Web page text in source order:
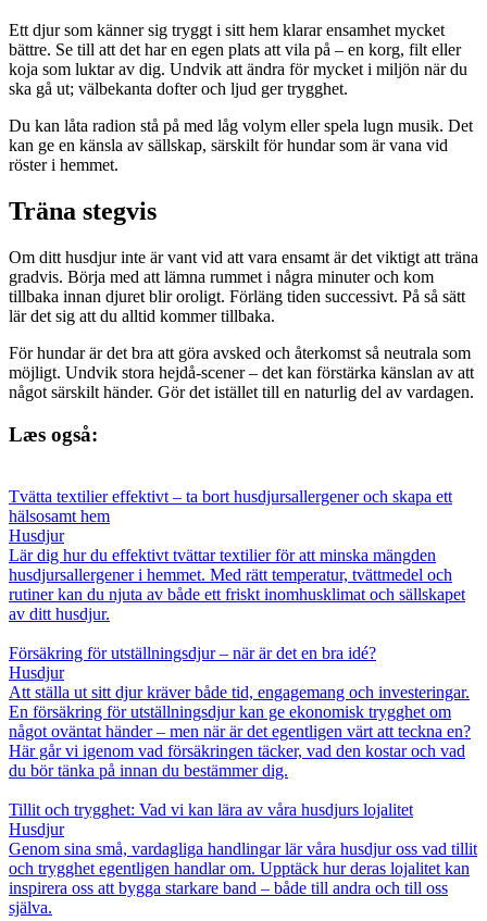
Ett djur som känner sig tryggt i sitt hem klarar ensamhet mycket
bättre. Se till att det har en egen plats att vila på – en korg, filt eller
koja som luktar av dig. Undvik att ändra för mycket i miljön när du
ska gå ut; välbekanta dofter och ljud ger trygghet.
Du kan låta radion stå på med låg volym eller spela lugn musik. Det
kan ge en känsla av sällskap, särskilt för hundar som är vana vid
röster i hemmet.
Träna stegvis
Om ditt husdjur inte är vant vid att vara ensamt är det viktigt att träna
gradvis. Börja med att lämna rummet i några minuter och kom
tillbaka innan djuret blir oroligt. Förläng tiden successivt. På så sätt
lär det sig att du alltid kommer tillbaka.
För hundar är det bra att göra avsked och återkomst så neutrala som
möjligt. Undvik stora hejdå-scener – det kan förstärka känslan av att
något särskilt händer. Gör det istället till en naturlig del av vardagen.
Læs også:
Tvätta textilier effektivt – ta bort husdjursallergener och skapa ett
hälsosamt hem
Husdjur
Lär dig hur du effektivt tvättar textilier för att minska mängden
husdjursallergener i hemmet. Med rätt temperatur, tvättmedel och
rutiner kan du njuta av både ett friskt inomhusklimat och sällskapet
av ditt husdjur.
Försäkring för utställningsdjur – när är det en bra idé?
Husdjur
Att ställa ut sitt djur kräver både tid, engagemang och investeringar.
En försäkring för utställningsdjur kan ge ekonomisk trygghet om
något oväntat händer – men när är det egentligen värt att teckna en?
Här går vi igenom vad försäkringen täcker, vad den kostar och vad
du bör tänka på innan du bestämmer dig.
Tillit och trygghet: Vad vi kan lära av våra husdjurs lojalitet
Husdjur
Genom sina små, vardagliga handlingar lär våra husdjur oss vad tillit
och trygghet egentligen handlar om. Upptäck hur deras lojalitet kan
inspirera oss att bygga starkare band – både till andra och till oss
själva.